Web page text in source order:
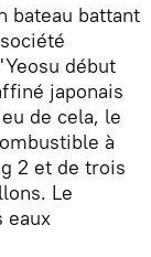
bateau battant
début
japonais
de cela, le
à
2 et de trois
Le
eaux